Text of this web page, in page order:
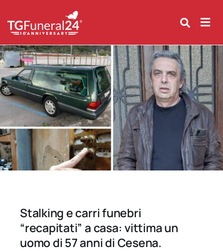
content
Stalking e carri funebri
“recapitati” a casa: vittima un
uomo di 57 anni di Cesena.